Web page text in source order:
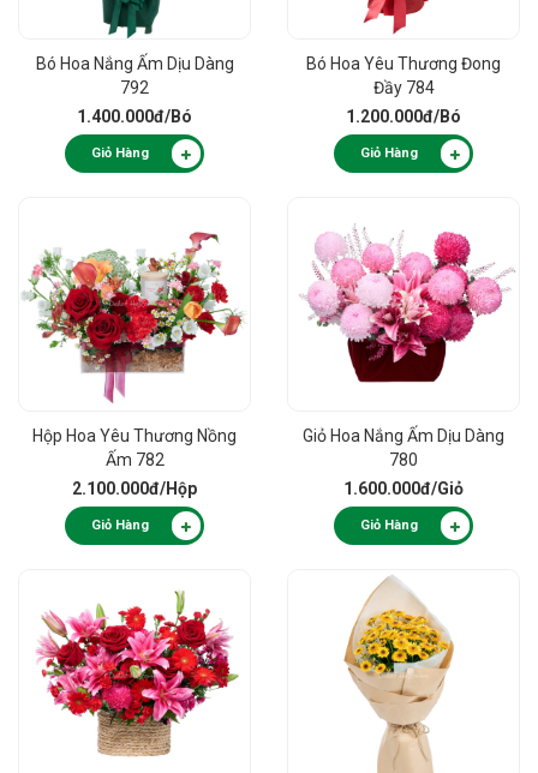
Bó Hoa Nắng Ấm Dịu Dàng
792
1.400.000đ/Bó
Giỏ Hàng
Bó Hoa Yêu Thương Đong
Đầy 784
1.200.000đ/Bó
Giỏ Hàng
Hộp Hoa Yêu Thương Nồng
Ấm 782
2.100.000đ/Hộp
Giỏ Hàng
Giỏ Hoa Nắng Ấm Dịu Dàng
780
1.600.000đ/Giỏ
Giỏ Hàng